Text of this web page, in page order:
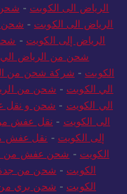
الرياض الى الكويت - شحن
الرياض الى الكويت - شحن
الرياض إلى الكويت -
شحن من الرياض الي
الكويت - شركة شحن من
الي الكويت - شحن من
الي الكويت - شحن و نقل
الى الكويت - نقل عفش
إلى الكويت - نقل عفش
الكويت - شحن عفش من
الكويت - شحن من جدة
الكويت - شحن بري من